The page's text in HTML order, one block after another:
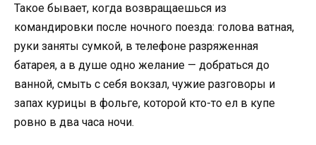
Такое бывает, когда возвращаешься из
командировки после ночного поезда: голова ватная,
руки заняты сумкой, в телефоне разряженная
батарея, а в душе одно желание — добраться до
ванной, смыть с себя вокзал, чужие разговоры и
запах курицы в фольге, которой кто-то ел в купе
ровно в два часа ночи.